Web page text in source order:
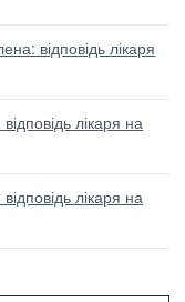
відповідь лікаря
лікаря на
лікаря на